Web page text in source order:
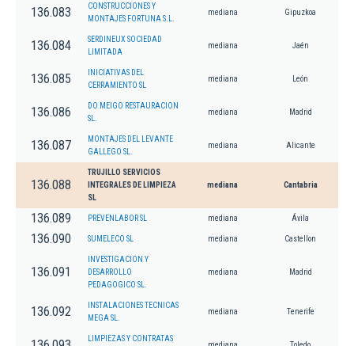
136.083
CONSTRUCCIONES Y
MONTAJES FORTUNA S.L.
mediana Gipuzkoa
136.084
SERDINEUX SOCIEDAD
LIMITADA
mediana Jaén
136.085
INICIATIVAS DEL
CERRAMIENTO SL
mediana León
136.086
DO MEIGO RESTAURACION
SL.
mediana Madrid
136.087
MONTAJES DEL LEVANTE
GALLEGO SL.
mediana Alicante
136.088
TRUJILLO SERVICIOS
INTEGRALES DE LIMPIEZA
SL
mediana Cantabria
136.089 PREVENLABOR SL mediana Ávila
136.090 SUMELECO SL mediana Castellon
136.091
INVESTIGACION Y
DESARROLLO
PEDAGOGICO SL.
mediana Madrid
136.092
INSTALACIONES TECNICAS
MEGA SL.
mediana Tenerife
LIMPIEZAS Y CONTRATAS